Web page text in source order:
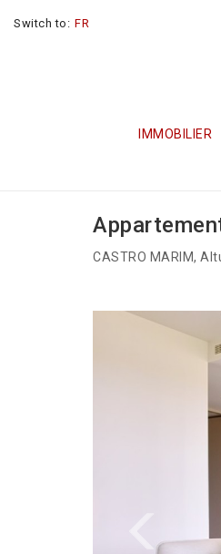
Switch to: FR
IMMOBILIER
CASTRO MARIM,